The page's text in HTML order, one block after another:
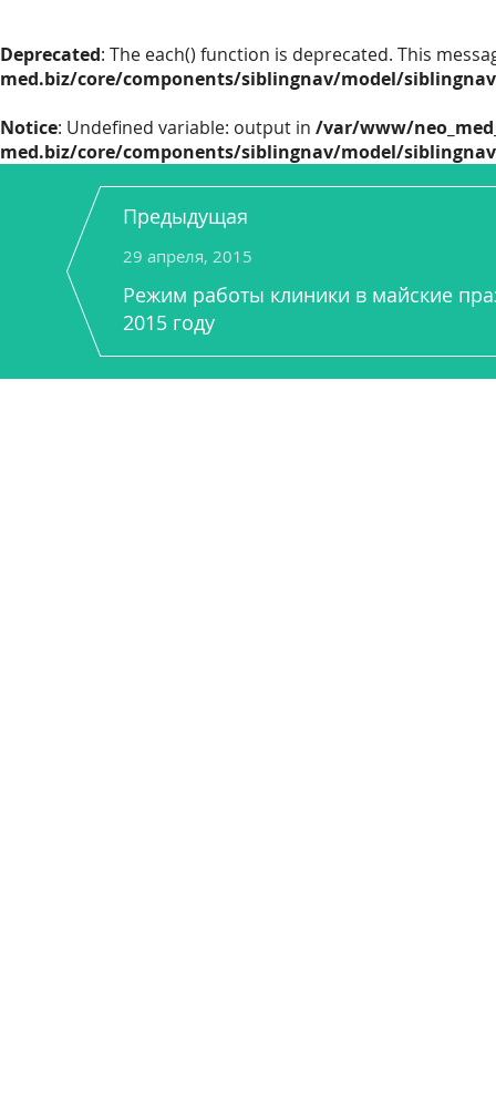
Deprecated: The each() function is deprecated. This
med.biz/core/components/siblingnav/model/
Notice: Undefined variable: output in /var/www/
med.biz/core/components/siblingnav/model/
Предыдущая
29 апреля, 2015
Режим работы клиники в майские
2015 году